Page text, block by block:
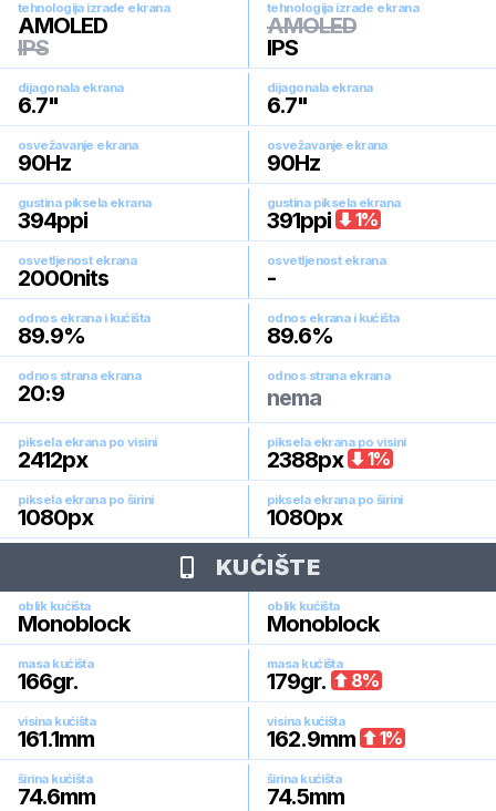
tehnologija izrade ekrana
AMOLED
IPS
tehnologija izrade ekrana
AMOLED
IPS
dijagonala ekrana
6.7"
dijagonala ekrana
6.7"
osvežavanje ekrana
90Hz
osvežavanje ekrana
90Hz
gustina piksela ekrana
394ppi
gustina piksela ekrana
391ppi 1%
osvetljenost ekrana
2000nits
osvetljenost ekrana
-
odnos ekrana i kućišta
89.9%
odnos ekrana i kućišta
89.6%
odnos strana ekrana
20:9
odnos strana ekrana
nema
piksela ekrana po visini
2412px
piksela ekrana po visini
2388px 1%
piksela ekrana po širini
1080px
piksela ekrana po širini
1080px
KUĆIŠTE
oblik kućišta
Monoblock
oblik kućišta
Monoblock
masa kućišta
166gr.
masa kućišta
179gr. 8%
visina kućišta
161.1mm
visina kućišta
162.9mm 1%
širina kućišta
74.6mm
širina kućišta
74.5mm